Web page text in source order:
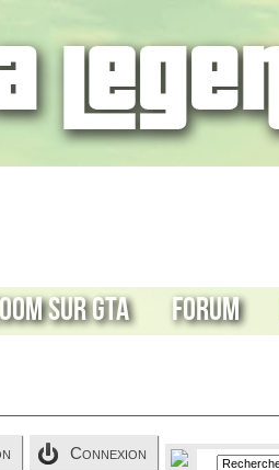
sur GTA Forum
Connexion